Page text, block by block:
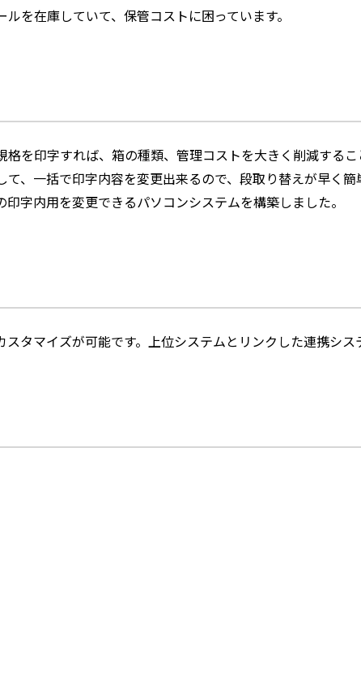
を在庫していて、保管コストに困っています。
を印字すれば、箱の種類、管理コストを大きく削減するこ
、一括で印字内容を変更出来るので、段取り替えが早く簡
字内用を変更できるパソコンシステムを構築しました。
タマイズが可能です。上位システムとリンクした連携シス